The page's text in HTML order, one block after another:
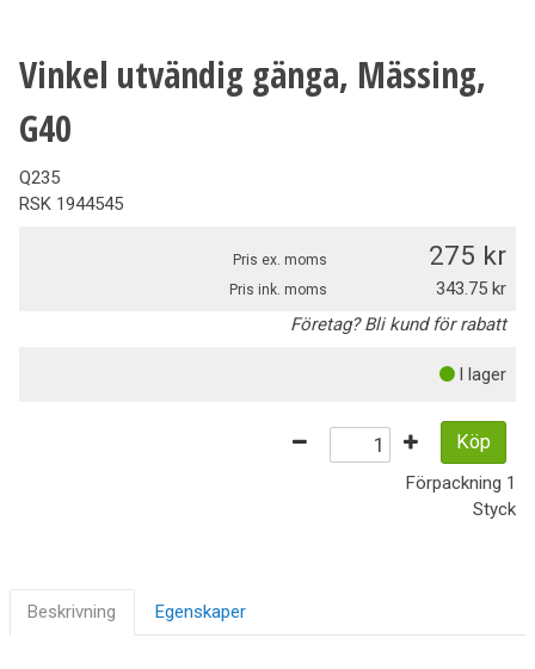
Vinkel utvändig gänga, Mässing,
G40
Q235
RSK 1944545
Pris ex. moms 275
Pris ink. moms
343.75
Företag? Bli kund för rabatt
I lager
Köp
Förpackning 1
Styck
Beskrivning Egenskaper